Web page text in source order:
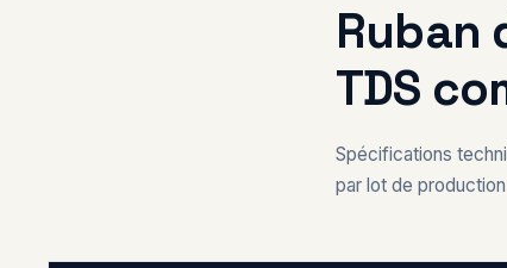
Ruban
TDS
Spécifications
par lot de